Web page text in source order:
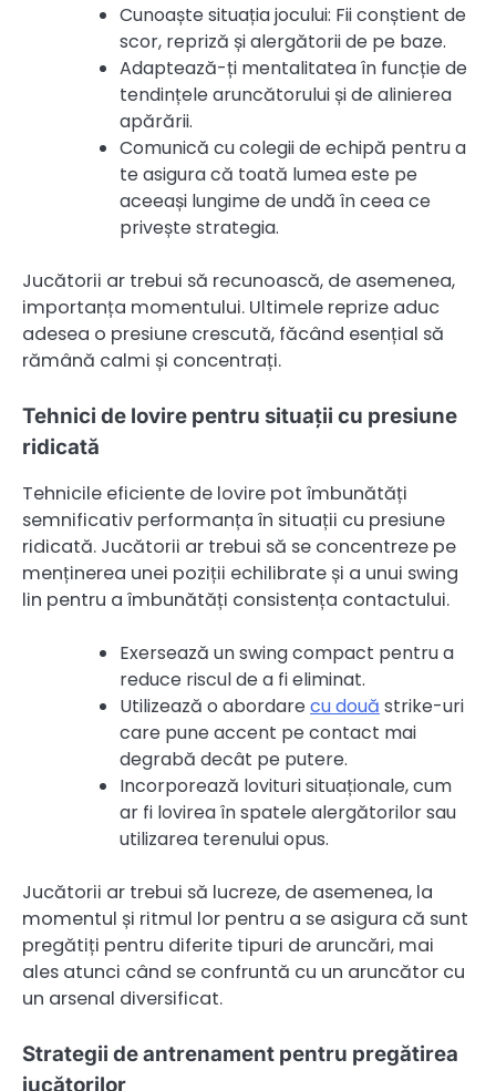
Cunoaște situația jocului: Fii conștient de
scor, repriză și alergătorii de pe baze.
Adaptează-ți mentalitatea în funcție de
tendințele aruncătorului și de alinierea
apărării.
Comunică cu colegii de echipă pentru a
te asigura că toată lumea este pe
aceeași lungime de undă în ceea ce
privește strategia.
Jucătorii ar trebui să recunoască, de asemenea,
importanța momentului. Ultimele reprize aduc
adesea o presiune crescută, făcând esențial să
rămână calmi și concentrați.
Tehnici de lovire pentru situații cu presiune
ridicată
Tehnicile eficiente de lovire pot îmbunătăți
semnificativ performanța în situații cu presiune
ridicată. Jucătorii ar trebui să se concentreze pe
menținerea unei poziții echilibrate și a unui swing
lin pentru a îmbunătăți consistența contactului.
Exersează un swing compact pentru a
reduce riscul de a fi eliminat.
Utilizează o abordarecu două strike-uri
care pune accent pe contact mai
degrabă decât pe putere.
Incorporează lovituri situaționale, cum
ar fi lovirea în spatele alergătorilor sau
utilizarea terenului opus.
Jucătorii ar trebui să lucreze, de asemenea, la
momentul și ritmul lor pentru a se asigura că sunt
pregătiți pentru diferite tipuri de aruncări, mai
ales atunci când se confruntă cu un aruncător cu
un arsenal diversificat.
Strategii de antrenament pentru pregătirea
jucătorilor